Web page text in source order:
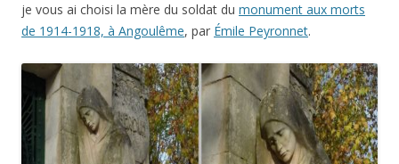
je vous ai choisi la mère du soldat du monument aux morts
de 1914-1918, à Angoulême, par Émile Peyronnet.